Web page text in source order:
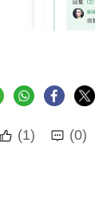
(1) (0)